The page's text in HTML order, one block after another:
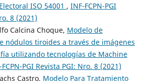
ISO 54001 , INF-FCPN-PGI
8 (2021)
Calcina Choque, Modelo de
nódulos tiroides a través de imágenes
utilizando tecnologías de Machine
PGI Revista PGI: Nro. 8 (2021)
Castro, Modelo Para Tratamiento